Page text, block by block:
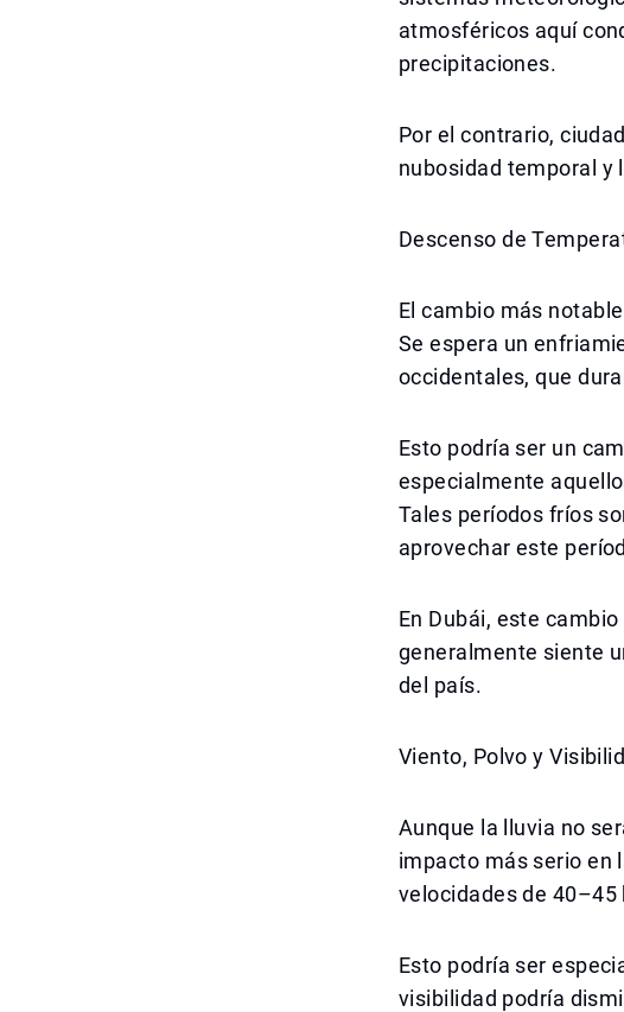
atmosféricos aquí
precipitaciones.
Por el contrario,
nubosidad temporal y
Descenso de
El cambio más
Se espera un
occidentales, que
Esto podría ser un
especialmente
Tales períodos fríos
aprovechar este
En Dubái, este
generalmente siente
del país.
Viento, Polvo y
Aunque la lluvia no
impacto más serio en
velocidades de
Esto podría ser
visibilidad podría